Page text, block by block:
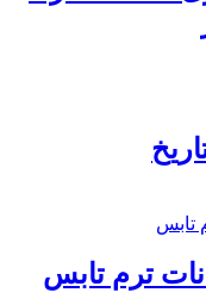
ترم تابس